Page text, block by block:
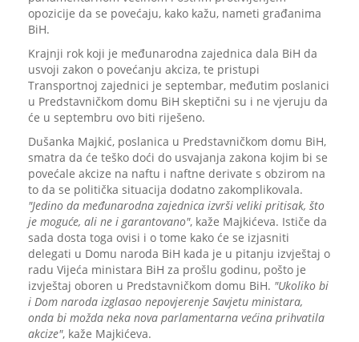
opozicije da se povećaju, kako kažu, nameti građanima
BiH.
Krajnji rok koji je međunarodna zajednica dala BiH da
usvoji zakon o povećanju akciza, te pristupi
Transportnoj zajednici je septembar, međutim poslanici
u Predstavničkom domu BiH skeptični su i ne vjeruju da
će u septembru ovo biti riješeno.
Dušanka Majkić, poslanica u Predstavničkom domu BiH,
smatra da će teško doći do usvajanja zakona kojim bi se
povećale akcize na naftu i naftne derivate s obzirom na
to da se politička situacija dodatno zakomplikovala.
"Jedino da međunarodna zajednica izvrši veliki pritisak, što
je moguće, ali ne i garantovano", kaže Majkićeva. Ističe da
sada dosta toga ovisi i o tome kako će se izjasniti
delegati u Domu naroda BiH kada je u pitanju izvještaj o
radu Vijeća ministara BiH za prošlu godinu, pošto je
izvještaj oboren u Predstavničkom domu BiH. "Ukoliko bi
i Dom naroda izglasao nepovjerenje Savjetu ministara,
onda bi možda neka nova parlamentarna većina prihvatila
akcize", kaže Majkićeva.